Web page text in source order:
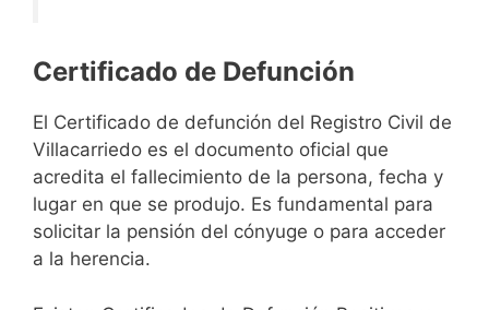
Certificado de Defunción
El Certificado de defunción del Registro Civil de
Villacarriedo es el documento oficial que
acredita el fallecimiento de la persona, fecha y
lugar en que se produjo. Es fundamental para
solicitar la pensión del cónyuge o para acceder
a la herencia.